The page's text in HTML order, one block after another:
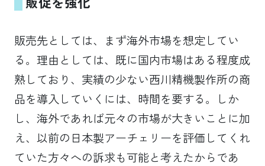
販売先としては、まず海外市場を想定してい
る。理由としては、既に国内市場はある程度成
熟しており、実績の少ない西川精機製作所の商
品を導入していくには、時間を要する。しか
し、海外であれば元々の市場が大きいことに加
え、以前の日本製アーチェリーを評価してくれ
ていた方々への訴求も可能と考えたからであ